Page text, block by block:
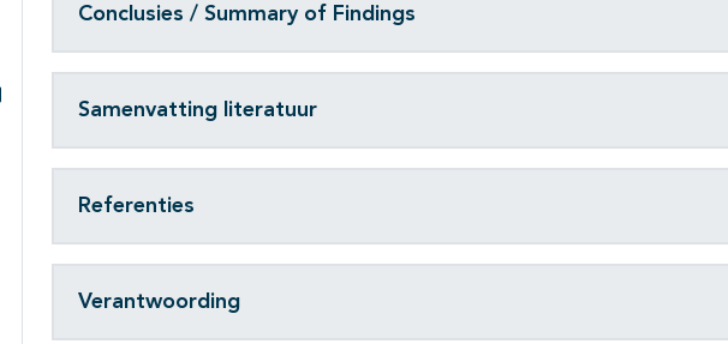
Subpagina's open- en dichtklappen
Conclusies / Summary of Findings
Samenvatting literatuur
Referenties
Verantwoording